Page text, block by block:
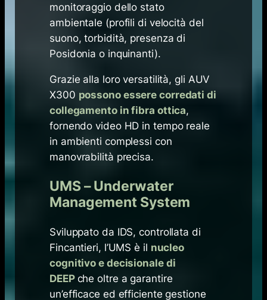
monitoraggio dello stato
ambientale (profili di velocità del
suono, torbidità, presenza di
Posidonia o inquinanti).
Grazie alla loro versatilità, gli AUV
X300 possono essere corredati di
collegamento in fibra ottica,
fornendo video HD in tempo reale
in ambienti complessi con
manovrabilità precisa.
UMS – Underwater
Management System
Sviluppato da IDS, controllata di
Fincantieri, l’UMS è il nucleo
cognitivo e decisionale di
DEEP che oltre a garantire
un’efficace ed efficiente gestione